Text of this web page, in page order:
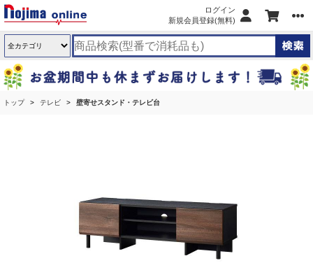
ログイン
新規会員登録(無料)
トップ テレビ 壁寄せスタンド・テレビ台